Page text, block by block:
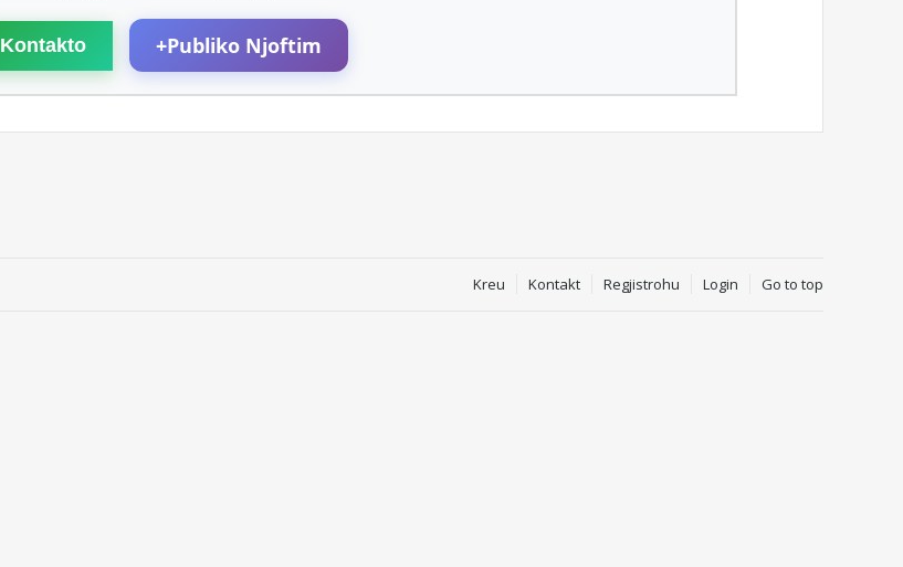
Kontakto +Publiko Njoftim
Kreu Kontakt Regjistrohu Login Go to top